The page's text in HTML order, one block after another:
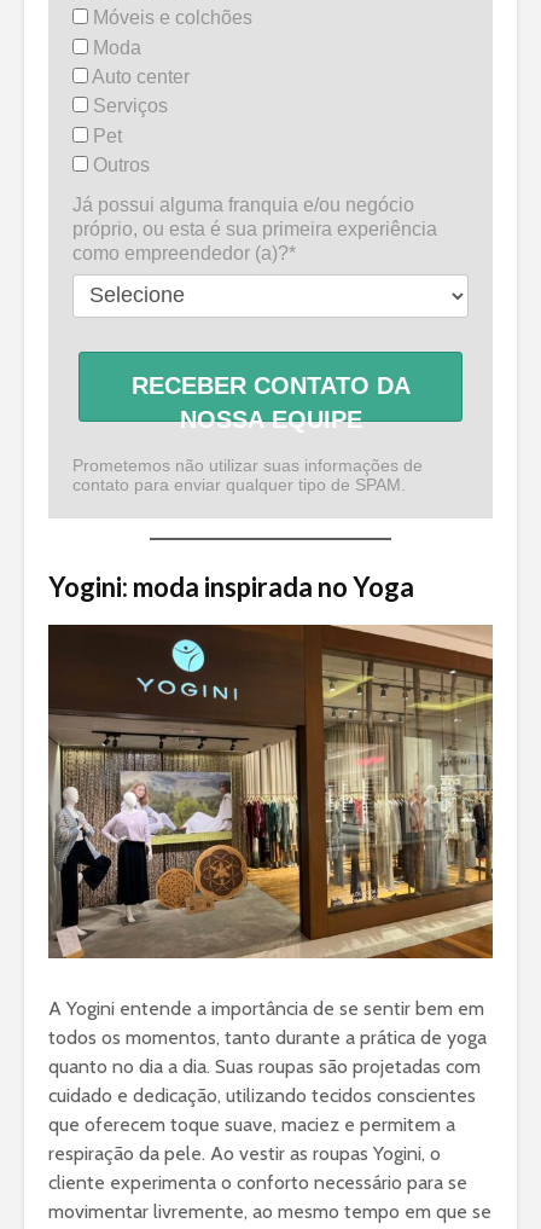
Móveis e colchões
Moda
Auto center
Serviços
Pet
Outros
Já possui alguma franquia e/ou negócio
próprio, ou esta é sua primeira experiência
como empreendedor (a)?*
RECEBER CONTATO DA
NOSSA EQUIPE
Prometemos não utilizar suas informações de
contato para enviar qualquer tipo de SPAM.
Yogini: moda inspirada no Yoga
A Yogini entende a importância de se sentir bem em
todos os momentos, tanto durante a prática de yoga
quanto no dia a dia. Suas roupas são projetadas com
cuidado e dedicação, utilizando tecidos conscientes
que oferecem toque suave, maciez e permitem a
respiração da pele. Ao vestir as roupas Yogini, o
cliente experimenta o conforto necessário para se
movimentar livremente, ao mesmo tempo em que se